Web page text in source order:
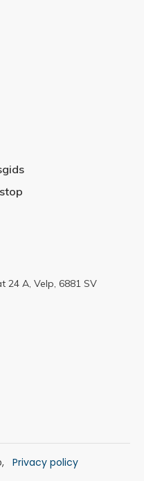
24 A, Velp, 6881 SV
, Privacy policy